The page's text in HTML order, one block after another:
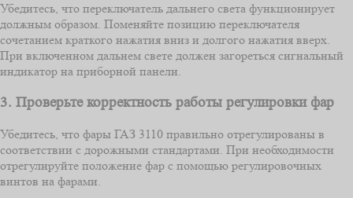
Убедитесь, что переключатель дальнего света функционирует
должным образом. Поменяйте позицию переключателя
сочетанием краткого нажатия вниз и долгого нажатия вверх.
При включенном дальнем свете должен загореться сигнальный
индикатор на приборной панели.
3. Проверьте корректность работы регулировки фар
Убедитесь, что фары ГАЗ 3110 правильно отрегулированы в
соответствии с дорожными стандартами. При необходимости
отрегулируйте положение фар с помощью регулировочных
винтов на фарами.